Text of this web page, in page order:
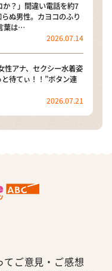
か？」間違い電話を約7
ぬ男性。カヨコのふり
葉は…
2026.07.14
性アナ、セクシー水着姿
待てぃ！！”ボタン連
2026.07.21
て ご意見・ご感想